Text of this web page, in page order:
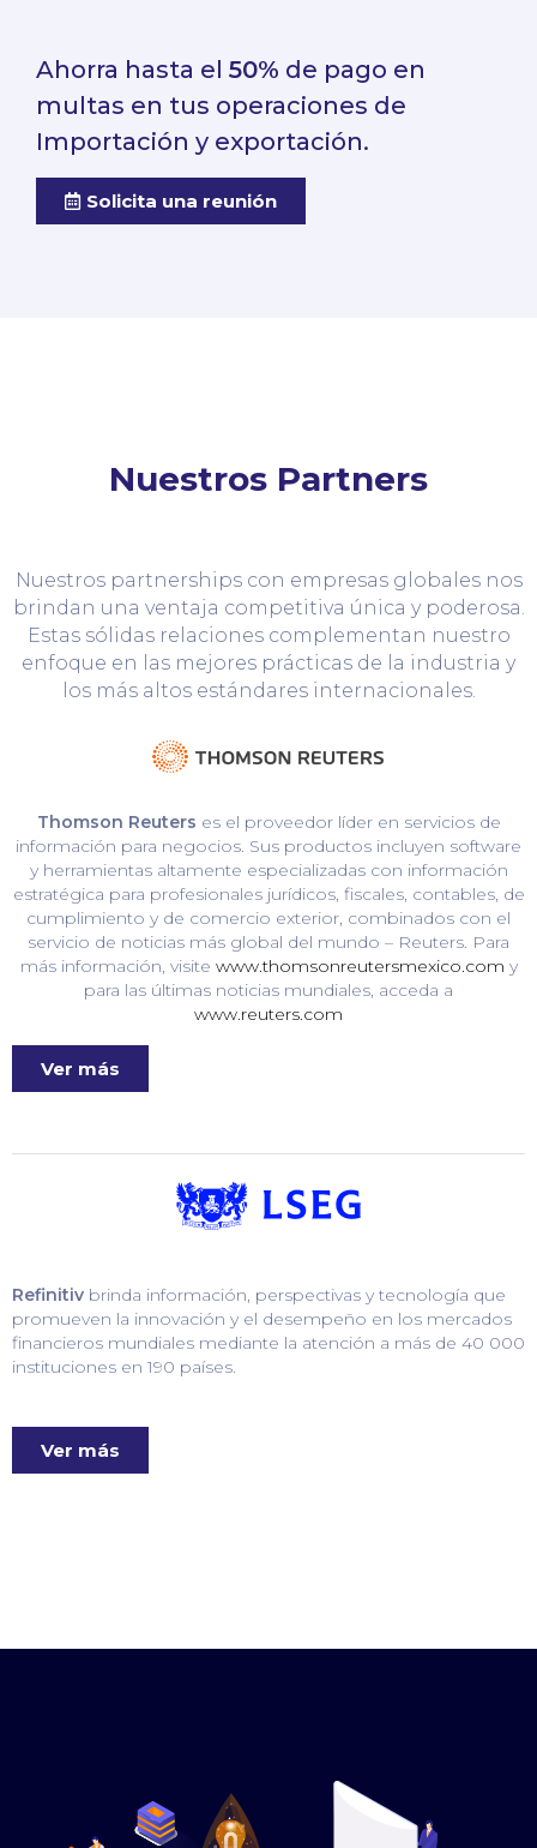
Ahorra hasta el 50% de pago en
multas en tus operaciones de
Importación y exportación.
Solicita una reunión
Nuestros Partners
Nuestros partnerships con empresas globales nos
brindan una ventaja competitiva única y poderosa.
Estas sólidas relaciones complementan nuestro
enfoque en las mejores prácticas de la industria y
los más altos estándares internacionales.
Thomson Reuters es el proveedor líder en servicios de
información para negocios. Sus productos incluyen software
y herramientas altamente especializadas con información
estratégica para profesionales jurídicos, fiscales, contables, de
cumplimiento y de comercio exterior, combinados con el
servicio de noticias más global del mundo – Reuters. Para
más información, visite www.thomsonreutersmexico.com y
para las últimas noticias mundiales, acceda a
www.reuters.com
Ver más
Refinitiv brinda información, perspectivas y tecnología que
promueven la innovación y el desempeño en los mercados
financieros mundiales mediante la atención a más de 40 000
instituciones en 190 países.
Ver más